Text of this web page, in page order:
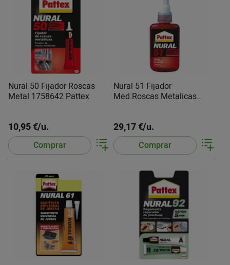
Nural 50 Fijador Roscas
Metal 1758642 Pattex
10,95 €/u.
Comprar
Nural 51 Fijador
Med.Roscas Metalicas
29,17 €/u.
Comprar